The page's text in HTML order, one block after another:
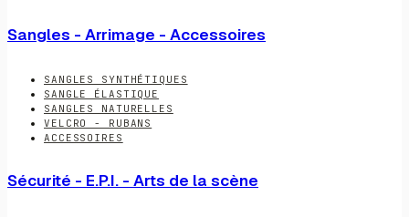
Sangles - Arrimage - Accessoires
SANGLES SYNTHÉTIQUES
SANGLE ÉLASTIQUE
SANGLES NATURELLES
VELCRO - RUBANS
ACCESSOIRES
Sécurité - E.P.I. - Arts de la scène